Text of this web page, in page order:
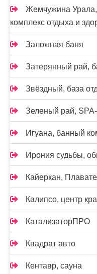
Жемчужина Урала,
комплекс отдыха и
Заложная баня
Затерянный рай,
Звёздный, база
Зеленый рай,
Игуана, банный
Ирония судьбы,
Кайеркан,
Калипсо, центр
КатализаторПРО
Квадрат авто
Кентавр, сауна